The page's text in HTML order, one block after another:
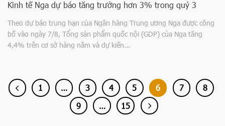
Kinh tế Nga dự báo tăng trưởng hơn 3% trong quý 3
Theo dự báo trung hạn của Ngân hàng Trung ương Nga được công
bố vào ngày 7/8, Tổng sản phẩm quốc nội (GDP) của Nga tăng
4,4% trên cơ sở hàng năm và dự kiến...
1 … 3 4 5 6 7
8
9
… 15